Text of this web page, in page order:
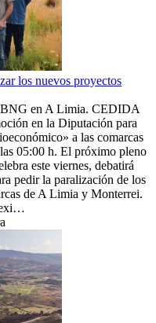
los nuevos proyectos
BNG en A Limia. CEDIDA
en la Diputación para
a las comarcas
05:00 h. El próximo pleno
este viernes, debatirá
pedir la paralización de los
de A Limia y Monterrei.
exi…